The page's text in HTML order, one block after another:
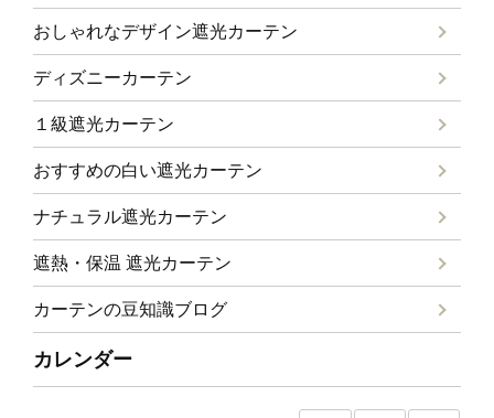
おしゃれなデザイン遮光カーテン
ディズニーカーテン
１級遮光カーテン
おすすめの白い遮光カーテン
ナチュラル遮光カーテン
遮熱・保温 遮光カーテン
カーテンの豆知識ブログ
カレンダー